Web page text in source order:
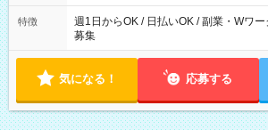
特徴
週1日からOK / 日払いOK / 副業・Wワ
募集
気になる！ 応募する